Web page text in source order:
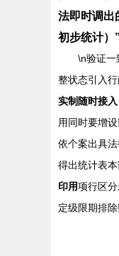
法即时调出
初步统计）
\n验证一
整状态引入
实制随时接
用同时要增
依个案出具
得出统计表
印用项行区
定级限期排